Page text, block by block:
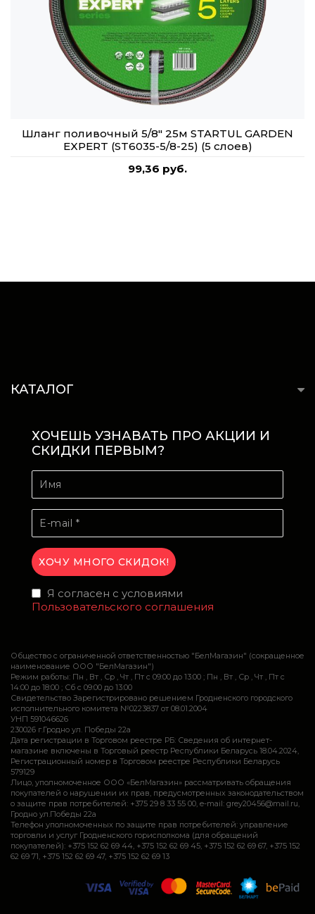
Шланг поливочный 5/8" 25м STARTUL GARDEN
EXPERT (ST6035-5/8-25) (5 слоев)
99,36 руб.
КАТАЛОГ
ХОЧЕШЬ УЗНАВАТЬ ПРО АКЦИИ И
СКИДКИ ПЕРВЫМ?
Я согласен с условиями
Пользовательского соглашения
Общество с ограниченной ответственностью "БелМагазин" (сокращенное
наименование ООО "БелМагазин")
Режим работы: Пн , Вт , Ср , Чт , Пт c 09:00 до 13:00 ; Пн , Вт , Ср , Чт , Пт c
14:00 до 18:00 ; Сб c 09:00 до 13:00
Свидетельство Зарегистрировано решением Гродненского городского
исполнительного комитета №0223837 от 08.01.2004
УНП 591046626
230026 г.Гродно ул. Победы 22а
Дата регистрации в Торговом реестре РБ: Сведения об интернет-
магазине включены в Торговый реестр Республики Беларусь 18.04.2024,
Регистрационный номер в Торговом реестре Республики Беларусь
579129
Лицо, уполномоченное ООО «БелМагазин» рассматривать обращения
покупателей о нарушении их прав, предусмотренных законодательством
о защите прав потребителей: +375 29 8 33 55 00, e-mail: grey20456@mail.ru,
Гродно ул.Победы 22а
Телефон уполномоченных по защите прав потребителей: управление
торговли и услуг Гродненского горисполкома (для обращений
покупателей): +375 152 62 69 44, +375 152 62 69 45, +375 152 62 69 67, +375 152
62 69 71, +375 152 62 69 47, +375 152 62 69 13